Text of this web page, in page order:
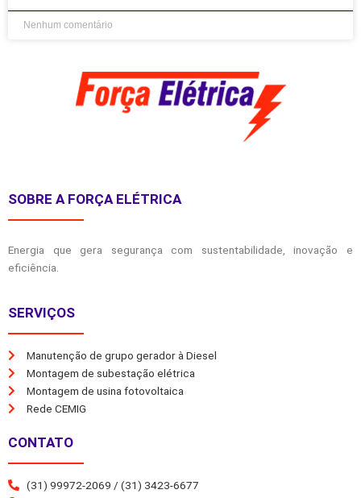
Nenhum comentário
SOBRE A FORÇA ELÉTRICA
Energia que gera segurança com sustentabilidade, inovação e
eficiência.
SERVIÇOS
Manutenção de grupo gerador à Diesel
Montagem de subestação elétrica
Montagem de usina fotovoltaica
Rede CEMIG
CONTATO
(31) 99972-2069 / (31) 3423-6677